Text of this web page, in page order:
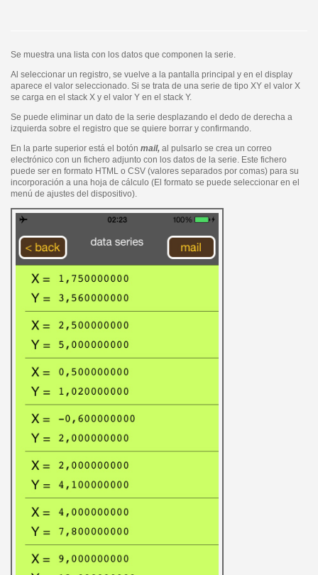
Se muestra una lista con los datos que componen la serie.
Al seleccionar un registro, se vuelve a la pantalla principal y en el display
aparece el valor seleccionado. Si se trata de una serie de tipo XY el valor X
se carga en el stack X y el valor Y en el stack Y.
Se puede eliminar un dato de la serie desplazando el dedo de derecha a
izquierda sobre el registro que se quiere borrar y confirmando.
En la parte superior está el botón mail,al pulsarlo se crea un correo
electrónico con un fichero adjunto con los datos de la serie. Este fichero
puede ser en formato HTML o CSV (valores separados por comas) para su
incorporación a una hoja de cálculo (El formato se puede seleccionar en el
menú de ajustes del dispositivo).